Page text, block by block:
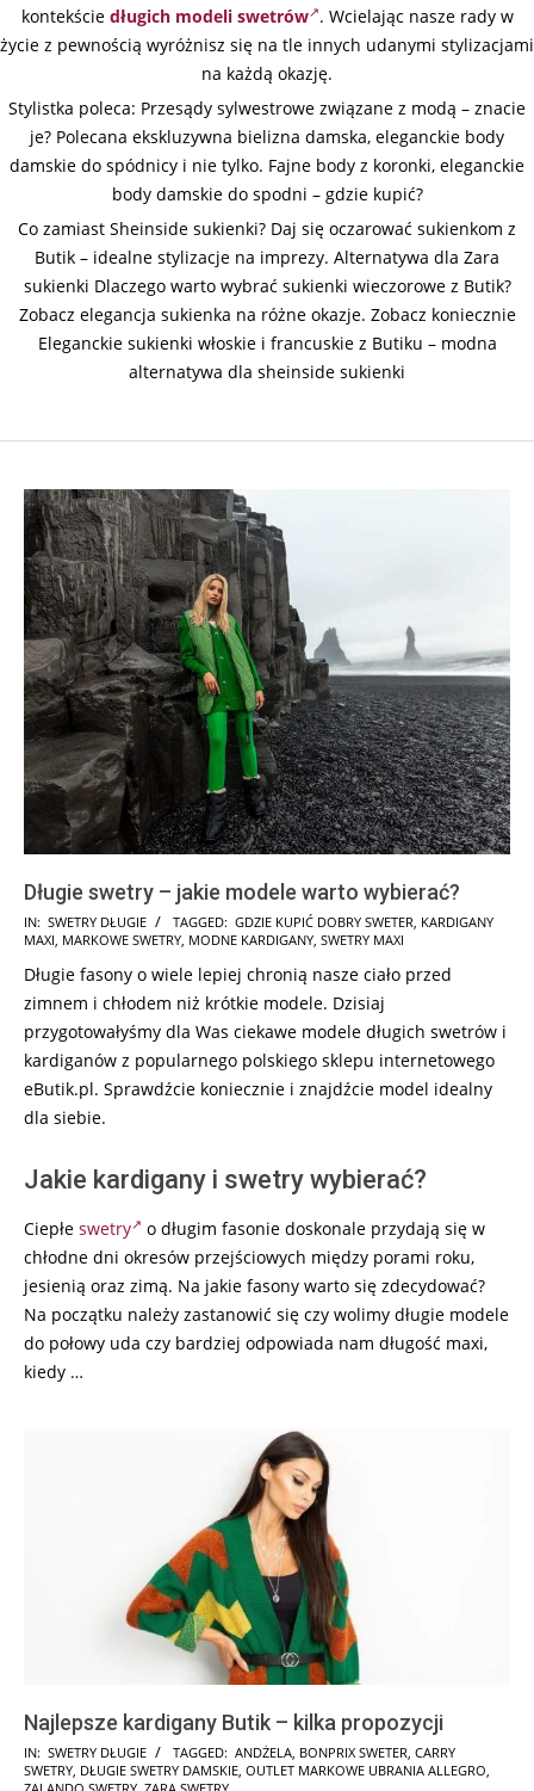
kontekście długich modeli swetrów . Wcielając nasze rady w
życie z pewnością wyróżnisz się na tle innych udanymi stylizacjami
na każdą okazję.
Stylistka poleca: Przesądy sylwestrowe związane z modą – znacie
je? Polecana ekskluzywna bielizna damska, eleganckie body
damskie do spódnicy i nie tylko. Fajne body z koronki, eleganckie
body damskie do spodni – gdzie kupić?
Co zamiast Sheinside sukienki? Daj się oczarować sukienkom z
Butik – idealne stylizacje na imprezy. Alternatywa dla Zara
sukienki Dlaczego warto wybrać sukienki wieczorowe z Butik?
Zobacz elegancja sukienka na różne okazje. Zobacz koniecznie
Eleganckie sukienki włoskie i francuskie z Butiku – modna
alternatywa dla sheinside sukienki
Długie swetry – jakie modele warto wybierać?
2026-
06-
14
IN: SWETRY DŁUGIE TAGGED: GDZIE KUPIĆ DOBRY SWETER, KARDIGANY
MAXI, MARKOWE SWETRY, MODNE KARDIGANY, SWETRY MAXI
Długie fasony o wiele lepiej chronią nasze ciało przed
zimnem i chłodem niż krótkie modele. Dzisiaj
przygotowałyśmy dla Was ciekawe modele długich swetrów i
kardiganów z popularnego polskiego sklepu internetowego
eButik.pl. Sprawdźcie koniecznie i znajdźcie model idealny
dla siebie.
Jakie kardigany i swetry wybierać?
Ciepłe swetry
o długim fasonie doskonale przydają się w
chłodne dni okresów przejściowych między porami roku,
jesienią oraz zimą. Na jakie fasony warto się zdecydować?
Na początku należy zastanowić się czy wolimy długie modele
do połowy uda czy bardziej odpowiada nam długość maxi,
kiedy …
Najlepsze kardigany Butik – kilka propozycji
2024-
11-
IN: SWETRY DŁUGIE TAGGED: ANDŻELA BONPRIX SWETER CARRY
SWETRY DŁUGIE SWETRY DAMSKIE OUTLET MARKOWE UBRANIA ALLEGRO